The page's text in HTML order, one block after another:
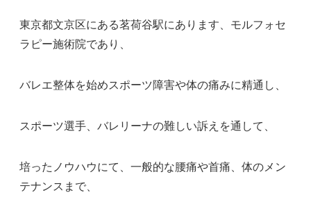
東京都文京区にある茗荷谷駅にあります、モルフォセ
ラピー施術院であり、
バレエ整体を始めスポーツ障害や体の痛みに精通し、
スポーツ選手、バレリーナの難しい訴えを通して、
培ったノウハウにて、一般的な腰痛や首痛、体のメン
テナンスまで、